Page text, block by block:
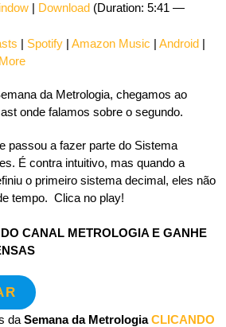
| Download (Duration: 5:41 —
| Spotify | Amazon Music | Android |
More
da Metrologia, chegamos ao
onde falamos sobre o segundo.
passou a fazer parte do Sistema
É contra intuitivo, mas quando a
o primeiro sistema decimal, eles não
tempo. Clica no play!
CANAL METROLOGIA E GANHE
da Semana da Metrologia CLICANDO